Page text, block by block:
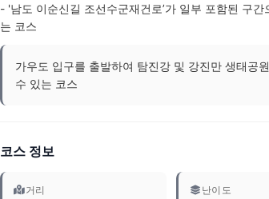
- '남도 이순신길 조선수군재건로’가 일부 포함된 구
는 코스
가우도 입구를 출발하여 탐진강 및 강진만 생태공
수 있는 코스
코스 정보
거리 난이도